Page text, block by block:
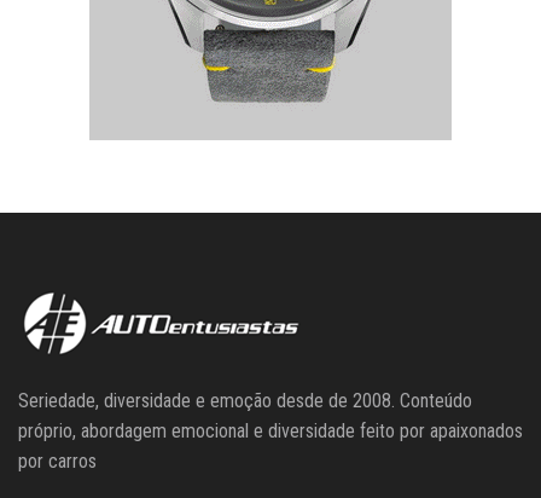
Seriedade, diversidade e emoção desde de 2008. Conteúdo
próprio, abordagem emocional e diversidade feito por apaixonados
por carros